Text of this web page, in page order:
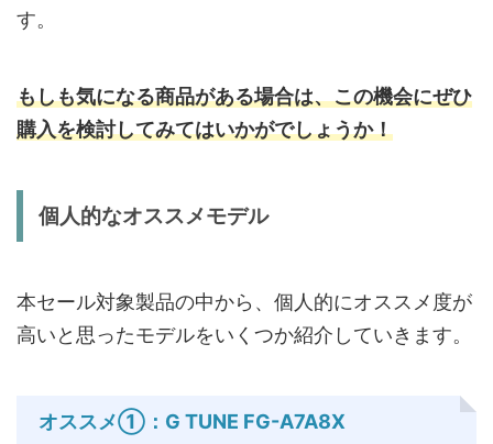
す。
もしも気になる商品がある場合は、この機会にぜひ
購入を検討してみてはいかがでしょうか！
個人的なオススメモデル
本セール対象製品の中から、個人的にオススメ度が
高いと思ったモデルをいくつか紹介していきます。
オススメ①：G TUNE FG-A7A8X